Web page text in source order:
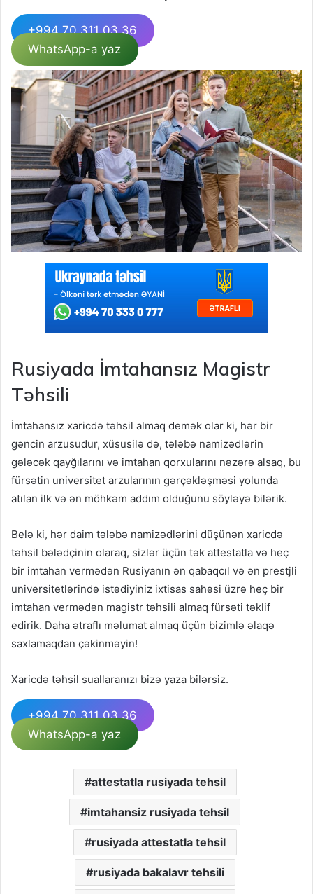
+994 70 311 03 36
WhatsApp-a yaz
Rusiyada İmtahansız Magistr
Təhsili
İmtahansız xaricdə təhsil almaq demək olar ki, hər bir
gəncin arzusudur, xüsusilə də, tələbə namizədlərin
gələcək qayğılarını və imtahan qorxularını nəzərə alsaq, bu
fürsətin universitet arzularının gərçəkləşməsi yolunda
atılan ilk və ən möhkəm addım olduğunu söyləyə bilərik.
Belə ki, hər daim tələbə namizədlərini düşünən xaricdə
təhsil bələdçinin olaraq, sizlər üçün tək attestatla və heç
bir imtahan vermədən Rusiyanın ən qabaqcıl və ən prestjli
universitetlərində istədiyiniz ixtisas sahəsi üzrə heç bir
imtahan vermədən magistr təhsili almaq fürsəti təklif
edirik. Daha ətraflı məlumat almaq üçün bizimlə əlaqə
saxlamaqdan çəkinməyin!
Xaricdə təhsil suallaranızı bizə yaza bilərsiz.
+994 70 311 03 36
WhatsApp-a yaz
attestatla rusiyada tehsil
imtahansiz rusiyada tehsil
rusiyada attestatla tehsil
rusiyada bakalavr tehsili